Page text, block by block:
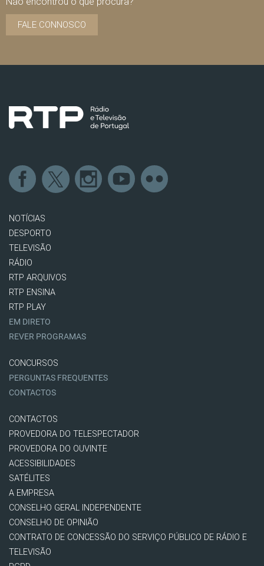
FALE CONNOSCO
NOTÍCIAS
DESPORTO
TELEVISÃO
RÁDIO
RTP ARQUIVOS
RTP ENSINA
RTP PLAY
EM DIRETO
REVER PROGRAMAS
CONCURSOS
PERGUNTAS FREQUENTES
CONTACTOS
CONTACTOS
PROVEDORA DO TELESPECTADOR
PROVEDORA DO OUVINTE
ACESSIBILIDADES
SATÉLITES
A EMPRESA
CONSELHO GERAL INDEPENDENTE
CONSELHO DE OPINIÃO
CONTRATO DE CONCESSÃO DO SERVIÇO PÚBLICO DE RÁDIO E
TELEVISÃO